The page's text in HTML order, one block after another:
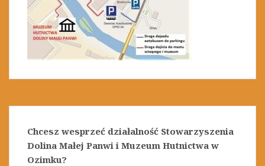
Chcesz wesprzeć działalność Stowarzyszenia
Dolina Małej Panwi i Muzeum Hutnictwa w
Ozimku?